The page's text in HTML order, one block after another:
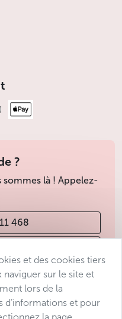
?
là ! Appelez-
468
et des cookies tiers
sur le site et
lors de la
d’informations et pour